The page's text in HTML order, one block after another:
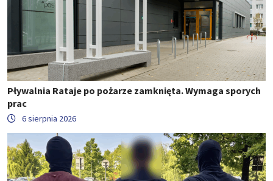
Pływalnia Rataje po pożarze zamknięta. Wymaga sporych
prac
6 sierpnia 2026